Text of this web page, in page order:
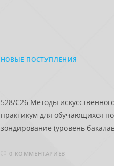
НОВЫЕ ПОСТУПЛЕНИЯ
528/С26 Методы
практикум для обучающихся
зондирование (уровень
0 КОММЕНТАРИЕВ